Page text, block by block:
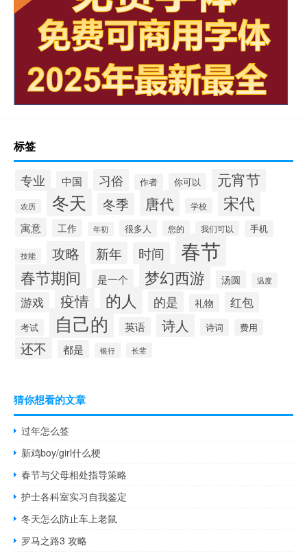
标签
专业 中国 习俗 作者 你可以 元宵节
农历 冬天 冬季 唐代 学校 宋代
寓意 工作 年初 很多人 您的 我们可以 手机
技能 攻略 新年 时间 春节
春节期间 是一个 梦幻西游 汤圆 温度
游戏 疫情 的人 的是 礼物 红包
考试 自己的 英语 诗人 诗词 费用
还不 都是 银行 长辈
猜你想看的文章
过年怎么签
新鸡boy/girl什么梗
春节与父母相处指导策略
护士各科室实习自我鉴定
冬天怎么防止车上老鼠
罗马之路3 攻略